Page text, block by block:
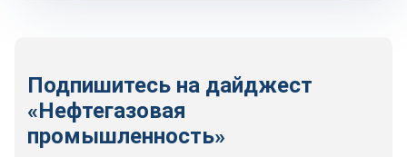
Подпишитесь на дайджест
«Нефтегазовая
промышленность»